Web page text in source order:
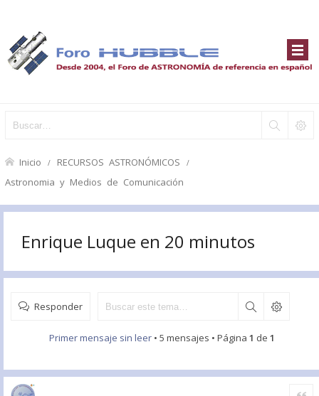
Inicio RECURSOS ASTRONÓMICOS
Astronomia y Medios de Comunicación
Enrique Luque en 20 minutos
Responder
Primer mensaje sin leer • 5 mensajes • Página 1 de 1
Citar